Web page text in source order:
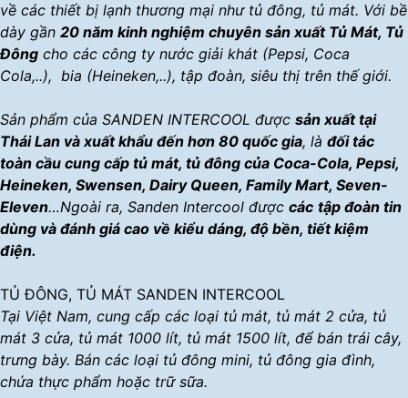
về các thiết bị lạnh thương mại như tủ đông, tủ mát. Với bề
dày gần 20 năm kinh nghiệm chuyên sản xuất Tủ Mát, Tủ
Đông cho các công ty nước giải khát (Pepsi, Coca
Cola,..), bia (Heineken,..), tập đoàn, siêu thị trên thế giới.
Sản phẩm của SANDEN INTERCOOL được sản xuất tại
Thái Lan và xuất khẩu đến hơn 80 quốc gia, là đối tác
toàn cầu cung cấp tủ mát, tủ đông của Coca-Cola, Pepsi,
Heineken, Swensen, Dairy Queen, Family Mart, Seven-
Eleven…Ngoài ra, Sanden Intercool được các tập đoàn tin
dùng và đánh giá cao về kiểu dáng, độ bền, tiết kiệm
điện.
TỦ ĐÔNG, TỦ MÁT SANDEN INTERCOOL
Tại Việt Nam, cung cấp các loại tủ mát, tủ mát 2 cửa, tủ
mát 3 cửa, tủ mát 1000 lít, tủ mát 1500 lít, để bán trái cây,
trưng bày. Bán các loại tủ đông mini, tủ đông gia đình,
chứa thực phẩm hoặc trữ sữa.